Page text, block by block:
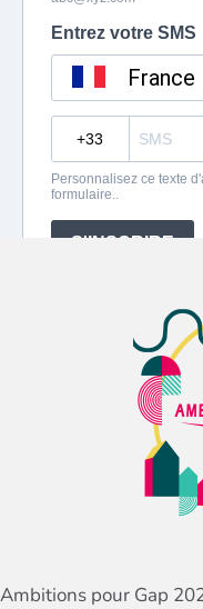
Ambitions pour Gap